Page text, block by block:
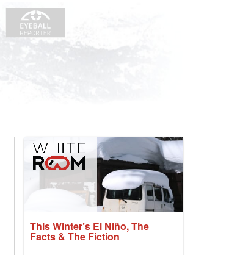
This Winter’s El Niño, The
Facts & The Fiction